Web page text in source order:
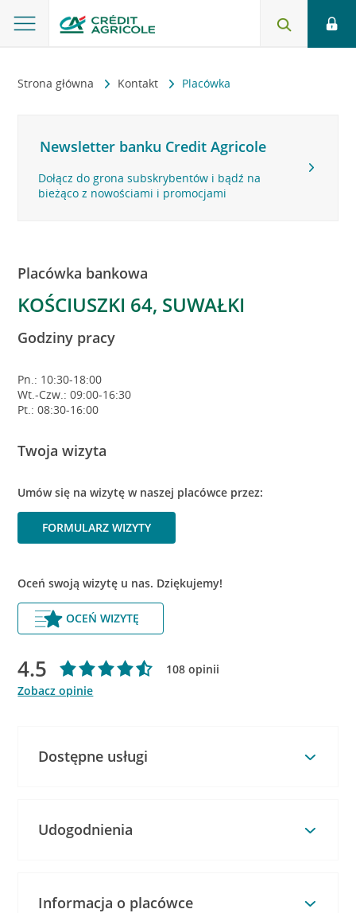
Strona główna Kontakt Placówka
Newsletter banku Credit Agricole
Dołącz do grona subskrybentów i bądź na
bieżąco z nowościami i promocjami
Placówka bankowa
KOŚCIUSZKI 64, SUWAŁKI
Godziny pracy
Pn.: 10:30-18:00
Wt.-Czw.: 09:00-16:30
Pt.: 08:30-16:00
Twoja wizyta
Umów się na wizytę w naszej placówce przez:
FORMULARZ WIZYTY
Oceń swoją wizytę u nas. Dziękujemy!
OCEŃ WIZYTĘ
4.5
108 opinii
Zobacz opinie
Dostępne usługi
Udogodnienia
Informacja o placówce